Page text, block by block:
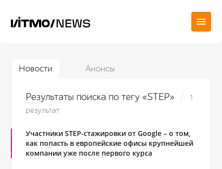
Новости Анонсы
Результаты поиска по тегу «STEP»
1
результат
Участники STEP-стажировки от Google – о том,
как попасть в европейские офисы крупнейшей
компании уже после первого курса